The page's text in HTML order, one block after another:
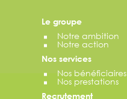
Le groupe
Notre ambition
Notre action
Nos services
Nos bénéficiaires
Nos prestations
Recrutement